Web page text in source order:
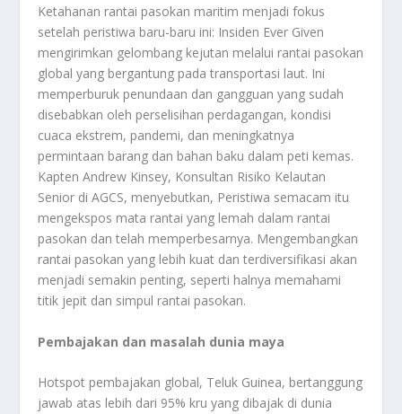
Ketahanan rantai pasokan maritim menjadi fokus
setelah peristiwa baru-baru ini: Insiden Ever Given
mengirimkan gelombang kejutan melalui rantai pasokan
global yang bergantung pada transportasi laut. Ini
memperburuk penundaan dan gangguan yang sudah
disebabkan oleh perselisihan perdagangan, kondisi
cuaca ekstrem, pandemi, dan meningkatnya
permintaan barang dan bahan baku dalam peti kemas.
Kapten Andrew Kinsey, Konsultan Risiko Kelautan
Senior di AGCS, menyebutkan, Peristiwa semacam itu
mengekspos mata rantai yang lemah dalam rantai
pasokan dan telah memperbesarnya. Mengembangkan
rantai pasokan yang lebih kuat dan terdiversifikasi akan
menjadi semakin penting, seperti halnya memahami
titik jepit dan simpul rantai pasokan.
Pembajakan dan masalah dunia maya
Hotspot pembajakan global, Teluk Guinea, bertanggung
jawab atas lebih dari 95% kru yang dibajak di dunia